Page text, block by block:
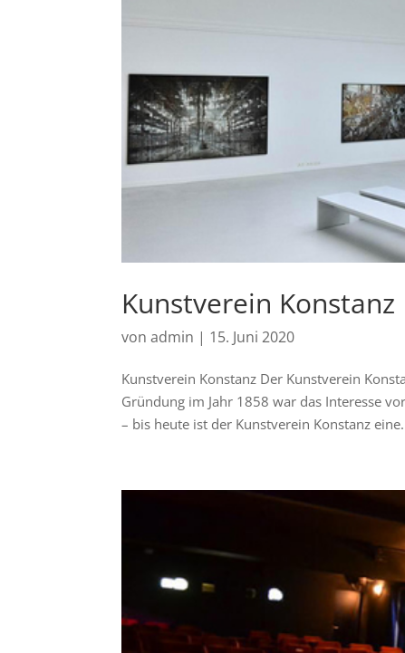
Kunstverein Konstanz
vonadmin | 15. Juni 2020
Kunstverein Konstanz Der Kunstverein
Gründung im Jahr 1858 war das Interesse
– bis heute ist der Kunstverein Konstanz